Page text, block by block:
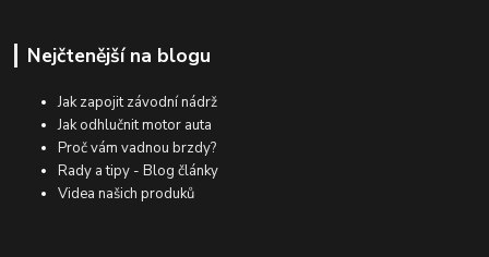
Nejčtenější na blogu
Jak zapojit závodní nádrž
Jak odhlučnit motor auta
Proč vám vadnou brzdy?
Rady a tipy - Blog články
Videa našich produků